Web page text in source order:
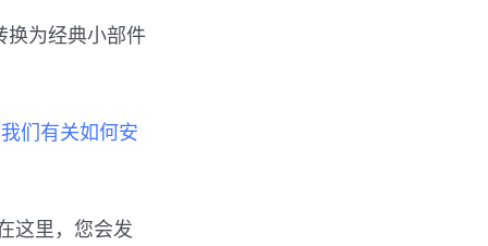
换为经典小部件
们有关如何安
这里，您会发